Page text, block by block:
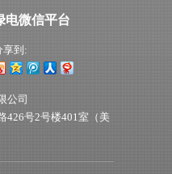
电微信平台
享到:
公司
426号2号楼401室（美